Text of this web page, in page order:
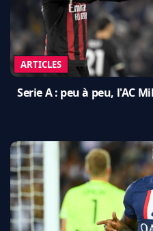
ARTICLES
Serie A : peu à peu, l'AC